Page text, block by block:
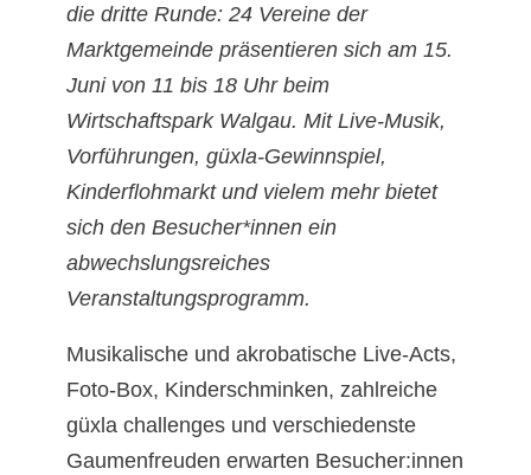
die dritte Runde: 24 Vereine der
Marktgemeinde präsentieren sich am 15.
Juni von 11 bis 18 Uhr beim
Wirtschaftspark Walgau. Mit Live-Musik,
Vorführungen, güxla-Gewinnspiel,
Kinderflohmarkt und vielem mehr bietet
sich den Besucher*innen ein
abwechslungsreiches
Veranstaltungsprogramm.
Musikalische und akrobatische Live-Acts,
Foto-Box, Kinderschminken, zahlreiche
güxla challenges und verschiedenste
Gaumenfreuden erwarten Besucher:innen